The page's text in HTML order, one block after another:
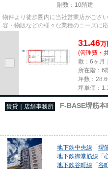
階数：10階建
物件より徒歩圏内に当社営業店がござ
容・物販などの様々な業種のニーズに
尚、弊社ではおとり広告は一切...
31.46万
(管理費・
敷：6ヶ月
所在階：6
坪数：
坪単価： 1.1
賃貸｜店舗事務所 F-BASE堺筋本
地下鉄中央線 「堺
地下鉄御堂筋線 「
地下鉄谷町線 「谷